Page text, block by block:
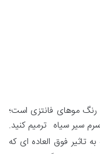
رنگ مو‌های فانتزی است؛
سیر سیاه ترمیم کنید.
تاثیر فوق العاده ای که